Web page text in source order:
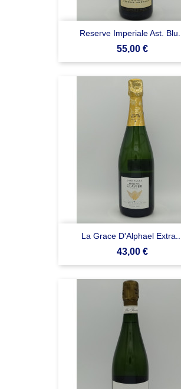
Reserve Imperiale Ast. Blu...
Prezzo
55,00 €
La Grace D'Alphael Extra...
Prezzo
43,00 €